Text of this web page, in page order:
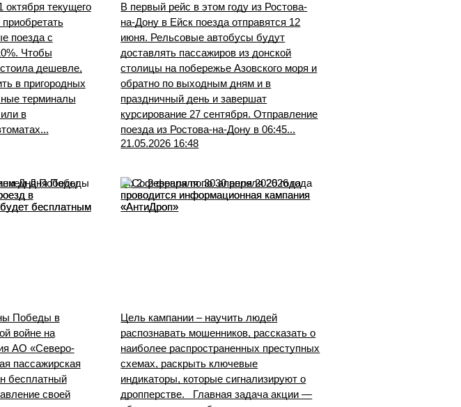
октября текущего
поезда с
Чтобы
дешевле,
в пригородных
терминалы
в
В первый рейс в этом году из Ростова-
на-Дону в Ейск поезда отправятся 12
июня. Рельсовые автобусы будут
доставлять пассажиров из донской
столицы на побережье Азовского моря и
обратно по выходным дням и в
праздничный день и завершат
курсирование 27 сентября. Отправление
поезда из Ростова-на-Дону в 06:45...
21.05.2026 16:48
Дня Победы
в
бесплатным
Победы в
войне на
АО «Северо-
пассажирская
бесплатный
своей
Со 2 февраля по 30 апреля 2026 года
проводится информационная кампания
«АнтиДроп»
Цель кампании – научить людей
распознавать мошенников, рассказать о
наиболее распространенных преступных
схемах, раскрыть ключевые
индикаторы, которые сигнализируют о
дропперстве. Главная задача акции —